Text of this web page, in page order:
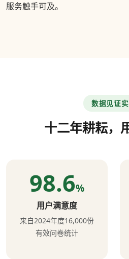
服务触手可及。
数据见证
十二年耕耘，
98.6%
用户满意度
来自2024年度16,000份
有效问卷统计